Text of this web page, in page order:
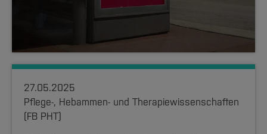
27.05.2025
Pflege-, Hebammen- und Therapiewissenschaften
(FB PHT)